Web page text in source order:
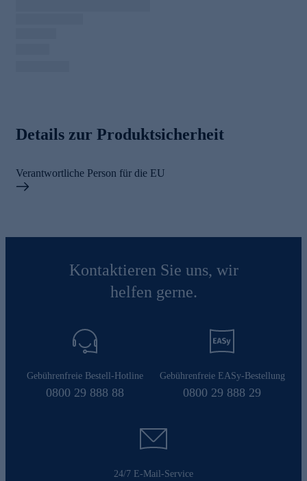
Details zur Produktsicherheit
Verantwortliche Person für die EU
Kontaktieren Sie uns, wir
helfen gerne.
Gebührenfreie Bestell-Hotline
0800 29 888 88
Gebührenfreie EASy-Bestellung
0800 29 888 29
24/7 E-Mail-Service